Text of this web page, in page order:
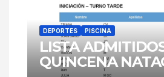
DEPORTES PISCINA
LISTA
QUINCENA